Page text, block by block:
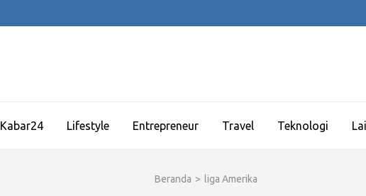
Kabar24 Lifestyle Entrepreneur Travel Teknologi
Beranda > liga Amerika